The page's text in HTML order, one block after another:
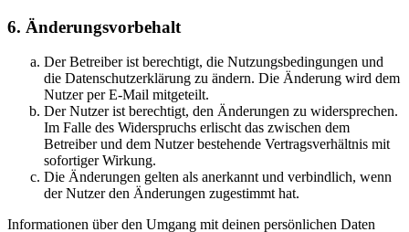
6. Änderungsvorbehalt
Der Betreiber ist berechtigt, die Nutzungsbedingungen und
die Datenschutzerklärung zu ändern. Die Änderung wird dem
Nutzer per E-Mail mitgeteilt.
Der Nutzer ist berechtigt, den Änderungen zu widersprechen.
Im Falle des Widerspruchs erlischt das zwischen dem
Betreiber und dem Nutzer bestehende Vertragsverhältnis mit
sofortiger Wirkung.
Die Änderungen gelten als anerkannt und verbindlich, wenn
der Nutzer den Änderungen zugestimmt hat.
Informationen über den Umgang mit deinen persönlichen Daten